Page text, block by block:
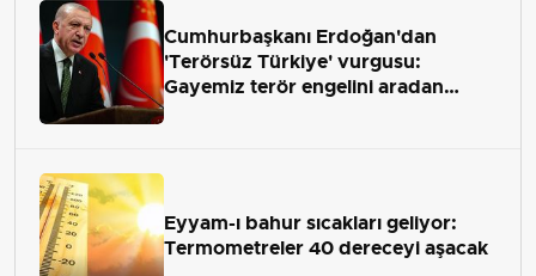
Cumhurbaşkanı Erdoğan'dan
'Terörsüz Türkiye' vurgusu:
Gayemiz terör engelini aradan
Eyyam-ı bahur sıcakları geliyor:
Termometreler 40 dereceyi aşacak